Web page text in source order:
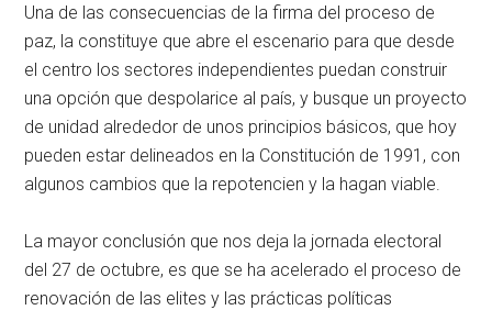
Una de las consecuencias de la firma del proceso de
paz, la constituye que abre el escenario para que desde
el centro los sectores independientes puedan construir
una opción que despolarice al país, y busque un proyecto
de unidad alrededor de unos principios básicos, que hoy
pueden estar delineados en la Constitución de 1991, con
algunos cambios que la repotencien y la hagan viable.
La mayor conclusión que nos deja la jornada electoral
del 27 de octubre, es que se ha acelerado el proceso de
renovación de las elites y las prácticas políticas